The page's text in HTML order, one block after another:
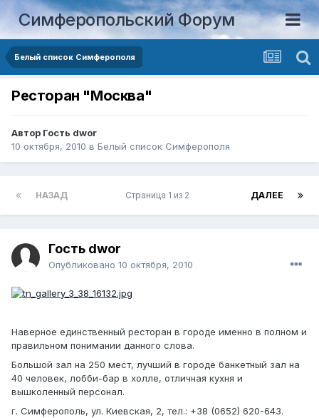
Симферопольский Форум
Белый список Симферополя
Ресторан "Москва"
Автор Гость dwor
10 октября, 2010 в Белый список Симферополя
НАЗАД ДАЛЕЕ
Страница 1 из 2
Гость dwor
Опубликовано 10 октября, 2010
Наверное единственный ресторан в городе именно в полном и
правильном понимании данного слова.
Большой зал на 250 мест, лучший в городе банкетный зал на
40 человек, лобби-бар в холле, отличная кухня и
вышколенный персонал.
г. Симферополь, ул. Киевская, 2, тел.: +38 (0652) 620-643.